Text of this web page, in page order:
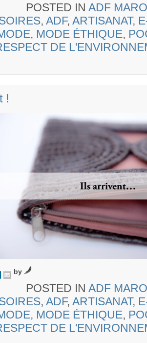
POSTED IN ADF
, ADF, ARTISANAT,
, MODE ÉTHIQUE,
DE
!
by
POSTED IN ADF
, ADF, ARTISANAT,
, MODE ÉTHIQUE,
DE